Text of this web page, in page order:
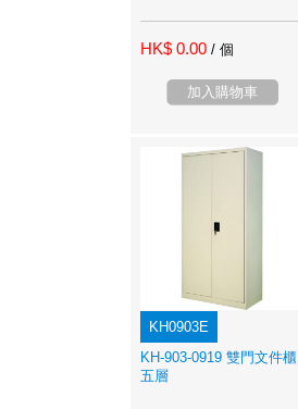
HK$ 0.00 / 個
加入購物車
KH0903E
KH-903-0919 雙門文件櫃
五層